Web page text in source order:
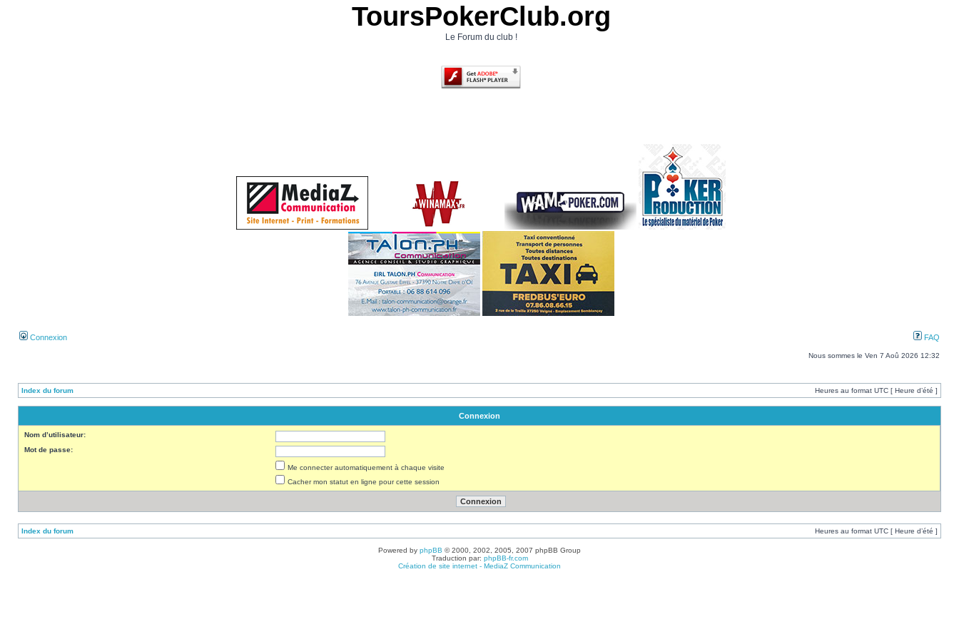
ToursPokerClub.org
Le Forum du club !
Connexion FAQ
Nous sommes le Ven 7 Aoû 2026 12:32
Index du forum Heures au format UTC [ Heure d’été ]
Connexion
Nom d’utilisateur:
Mot de passe:
Me connecter automatiquement à chaque visite
Cacher mon statut en ligne pour cette session
Index du forum Heures au format UTC [ Heure d’été ]
Powered by phpBB © 2000, 2002, 2005, 2007 phpBB Group
Traduction par: phpBB-fr.com
Création de site internet - MediaZ Communication